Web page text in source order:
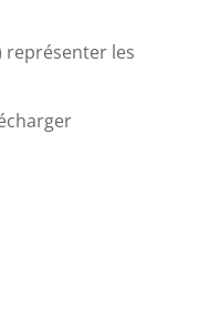
représenter les